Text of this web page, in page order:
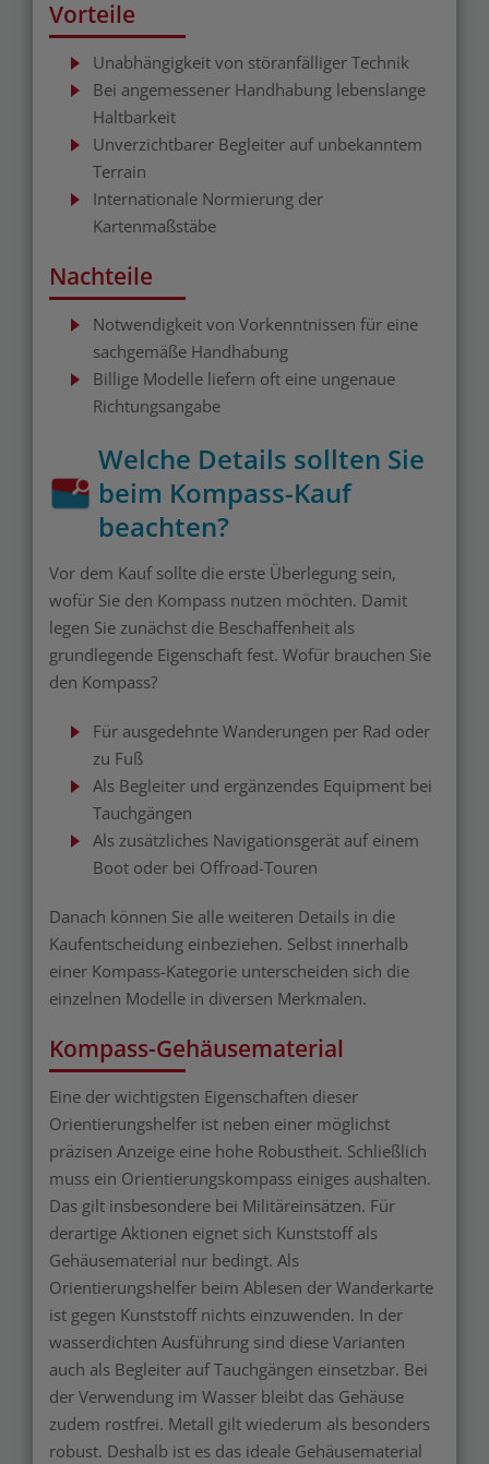
Vorteile
Unabhängigkeit von störanfälliger Technik
Bei angemessener Handhabung lebenslange
Haltbarkeit
Unverzichtbarer Begleiter auf unbekanntem
Terrain
Internationale Normierung der
Kartenmaßstäbe
Nachteile
Notwendigkeit von Vorkenntnissen für eine
sachgemäße Handhabung
Billige Modelle liefern oft eine ungenaue
Richtungsangabe
Welche Details sollten Sie
beim Kompass-Kauf
beachten?
Vor dem Kauf sollte die erste Überlegung sein,
wofür Sie den Kompass nutzen möchten. Damit
legen Sie zunächst die Beschaffenheit als
grundlegende Eigenschaft fest. Wofür brauchen Sie
den Kompass?
Für ausgedehnte Wanderungen per Rad oder
zu Fuß
Als Begleiter und ergänzendes Equipment bei
Tauchgängen
Als zusätzliches Navigationsgerät auf einem
Boot oder bei Offroad-Touren
Danach können Sie alle weiteren Details in die
Kaufentscheidung einbeziehen. Selbst innerhalb
einer Kompass-Kategorie unterscheiden sich die
einzelnen Modelle in diversen Merkmalen.
Kompass-Gehäusematerial
Eine der wichtigsten Eigenschaften dieser
Orientierungshelfer ist neben einer möglichst
präzisen Anzeige eine hohe Robustheit. Schließlich
muss ein Orientierungskompass einiges aushalten.
Das gilt insbesondere bei Militäreinsätzen. Für
derartige Aktionen eignet sich Kunststoff als
Gehäusematerial nur bedingt. Als
Orientierungshelfer beim Ablesen der Wanderkarte
ist gegen Kunststoff nichts einzuwenden. In der
wasserdichten Ausführung sind diese Varianten
auch als Begleiter auf Tauchgängen einsetzbar. Bei
der Verwendung im Wasser bleibt das Gehäuse
zudem rostfrei. Metall gilt wiederum als besonders
robust. Deshalb ist es das ideale Gehäusematerial